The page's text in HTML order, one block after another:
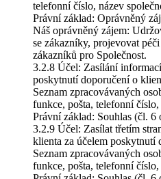
telefonní číslo, název
Právní základ: Oprávněný
Náš oprávněný zájem:
se zákazníky, projevovat
zákazníků pro Společnost.
3.2.8 Účel: Zasílání
poskytnutí doporučení o
Seznam zpracovávaných
funkce, pošta, telefonní
Právní základ: Souhlas (čl. 6
3.2.9 Účel: Zasílat třetím
klienta za účelem poskytnutí
Seznam zpracovávaných
funkce, pošta, telefonní